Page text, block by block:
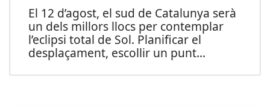
El 12 d’agost, el sud de Catalunya serà
un dels millors llocs per contemplar
l’eclipsi total de Sol. Planificar el
desplaçament, escollir un punt...